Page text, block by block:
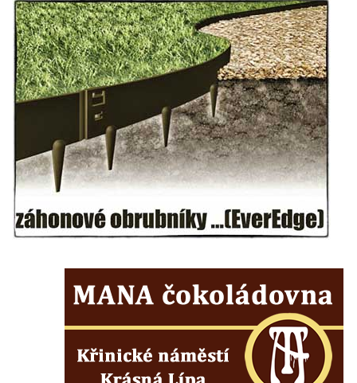
Pomník Ladislava Sedláčka a Karla Pelce u
silnice severně od Lužce nad Vltavou
Kenotaf Alfeda Harnische na hřbitově v
Hrobčicích
Pomník obětem válek v Hrobčicích
Pomník obětem válek v Mirošovicích
Hrob vojáků Rudé armády na hřbitově v
Račicích
Račicích
Račicích
Hrob Josefa Moravce a Miroslava Moravce
Pomník obětem 1. světové války v Lužici